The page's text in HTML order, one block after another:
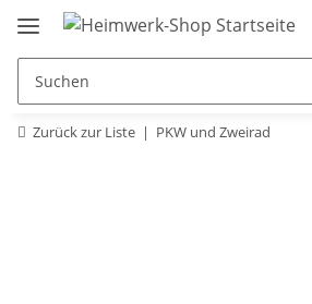
Zurück zur Liste PKW und Zweirad